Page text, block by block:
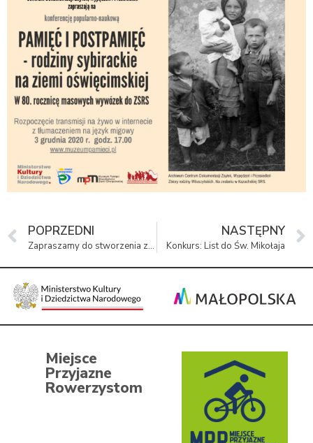
POPRZEDNI
Zapraszamy do stworzenia zbiorowego portretu mieszkańców
NASTĘPNY
Konkurs: List do Św. Mikołaja
Miejsce
Przyjazne
Rowerzystom